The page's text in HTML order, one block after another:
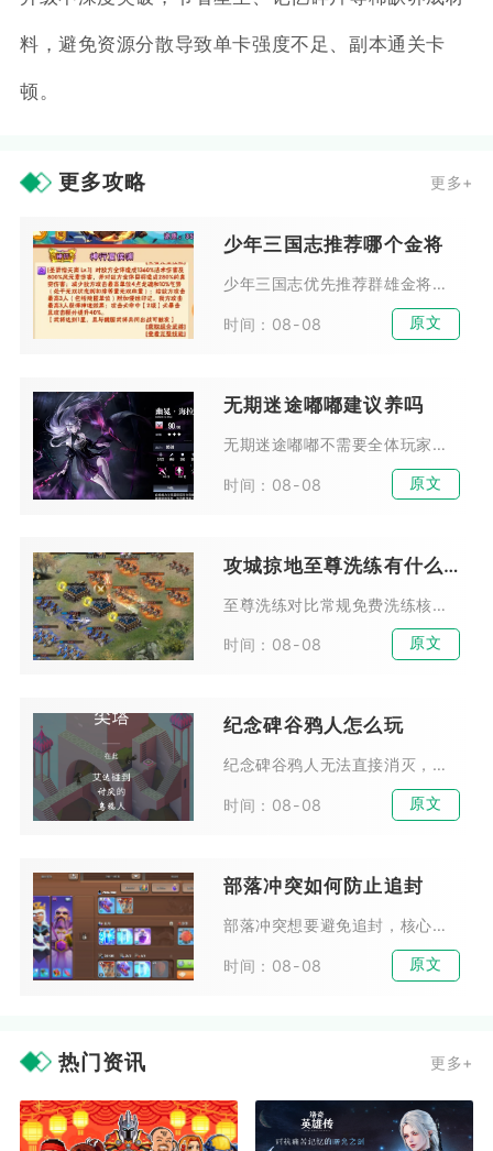
料，避免资源分散导致单卡强度不足、副本通关卡
顿。
更多攻略 更多+
少年三国志推荐哪个金将
少年三国志优先推荐群雄金将吕布作为首个培养金将，兼顾推图、叛军BOSS、竞技场多种场景，适配微氪、零氪与中氪玩家，泛用性远超其余阵营金将。吕布拥有高额暴击加成与独特回怒机...
时间：08-08 原文
无期迷途嘟嘟建议养吗
无期迷途嘟嘟不需要全体玩家优先培养，拥有麦昆完整体系的玩家可以适度投入资源，普通新手、缺少召唤体系的玩家不建议耗费资源培养。嘟嘟属于体系限定型危级辅助，泛用性偏低，核心价...
时间：08-08 原文
攻城掠地至尊洗练有什么区别
至尊洗练对比常规免费洗练核心区别集中在资源消耗、属性升级概率、高阶装备适配、洗练点数收益四大维度，前者是突破装备满级瓶颈、打造真套装与极套装的核心手段，后者仅适合前期铺垫...
时间：08-08 原文
纪念碑谷鸦人怎么玩
纪念碑谷鸦人无法直接消灭，游玩核心思路分为两类，前期依靠时机预判与机关调整规避阻拦，中后期借助场景结构引导鸦人踩踏压力机关解锁通路。鸦人不会主动追击目标，只会持续在预设路...
时间：08-08 原文
部落冲突如何防止追封
部落冲突想要避免追封，核心在于彻底切断账号所有违规痕迹，同时用长期稳定的真人游戏行为消除风控标记，追封大多是官方后台批量复核历史行为、设备记录、IP关联信息触发，并非仅观...
时间：08-08 原文
热门资讯 更多+